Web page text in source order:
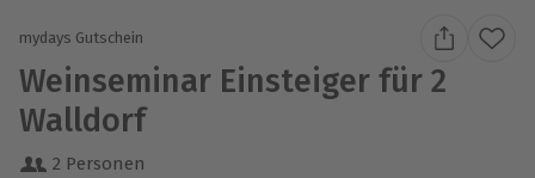
mydays Gutschein
Weinseminar Einsteiger für 2
Walldorf
2 Personen